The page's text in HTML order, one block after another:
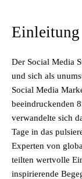
Einleitung
Der Social Media
und sich als
Social Media
beeindruckenden
verwandelte sich
Tage in das
Experten von
teilten wertvolle
inspirierende